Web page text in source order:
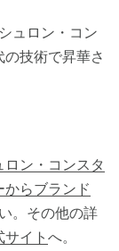
ュロン・コン
技術で昇華さ
ロン・コンスタ
からブランド
。その他の詳
イト へ。